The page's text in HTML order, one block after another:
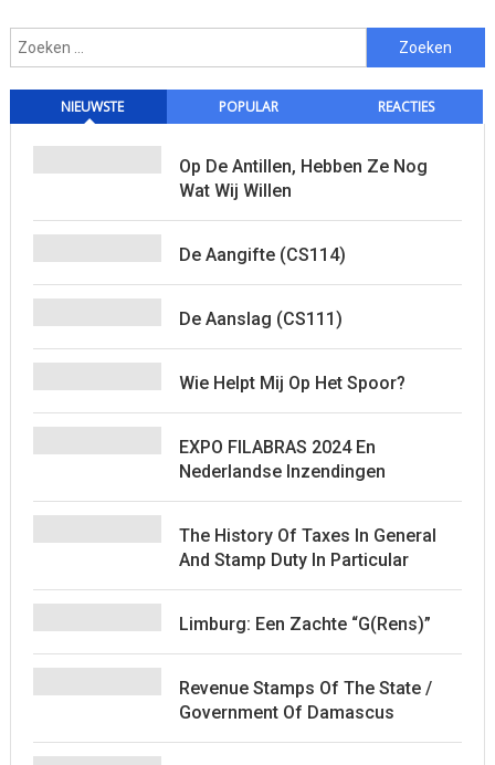
Zoeken
naar:
NIEUWSTE POPULAR REACTIES
Op De Antillen, Hebben Ze Nog
Wat Wij Willen
De Aangifte (CS114)
De Aanslag (CS111)
Wie Helpt Mij Op Het Spoor?
EXPO FILABRAS 2024 En
Nederlandse Inzendingen
The History Of Taxes In General
And Stamp Duty In Particular
Limburg: Een Zachte “G(rens)”
Revenue Stamps Of The State /
Government Of Damascus